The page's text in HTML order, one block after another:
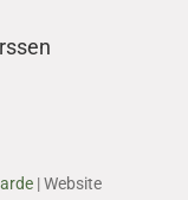
| Website